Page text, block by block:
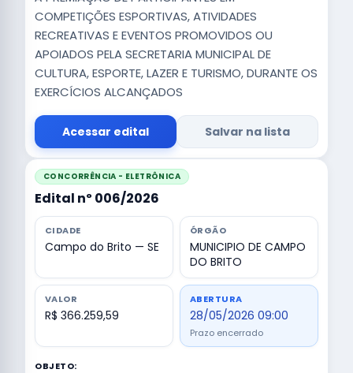
COMPETIÇÕES ESPORTIVAS, ATIVIDADES
RECREATIVAS E EVENTOS PROMOVIDOS OU
APOIADOS PELA SECRETARIA MUNICIPAL DE
CULTURA, ESPORTE, LAZER E TURISMO, DURANTE OS
EXERCÍCIOS ALCANÇADOS
Acessar edital Salvar na lista
CONCORRÊNCIA - ELETRÔNICA
Edital nº 006/2026
CIDADE
Campo do Brito — SE
ÓRGÃO
MUNICIPIO DE CAMPO
DO BRITO
VALOR
R$ 366.259,59
ABERTURA
28/05/2026 09:00
Prazo encerrado
OBJETO: